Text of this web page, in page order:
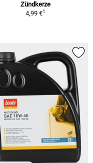
Zündkerze
4,99 €1